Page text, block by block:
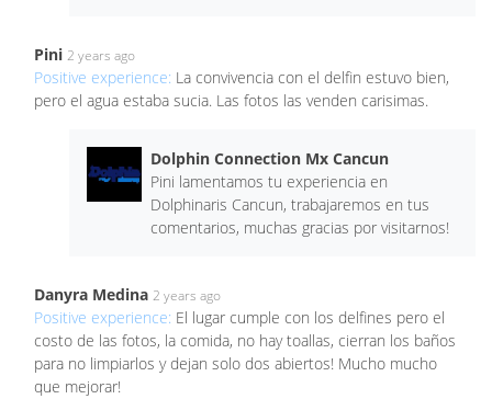
Pini 2 years ago
Positive experience: La convivencia con el delfin estuvo bien,
pero el agua estaba sucia. Las fotos las venden carisimas.
Dolphin Connection Mx Cancun
Pini lamentamos tu experiencia en
Dolphinaris Cancun, trabajaremos en tus
comentarios, muchas gracias por visitarnos!
Danyra Medina 2 years ago
Positive experience: El lugar cumple con los delfines pero el
costo de las fotos, la comida, no hay toallas, cierran los baños
para no limpiarlos y dejan solo dos abiertos! Mucho mucho
que mejorar!